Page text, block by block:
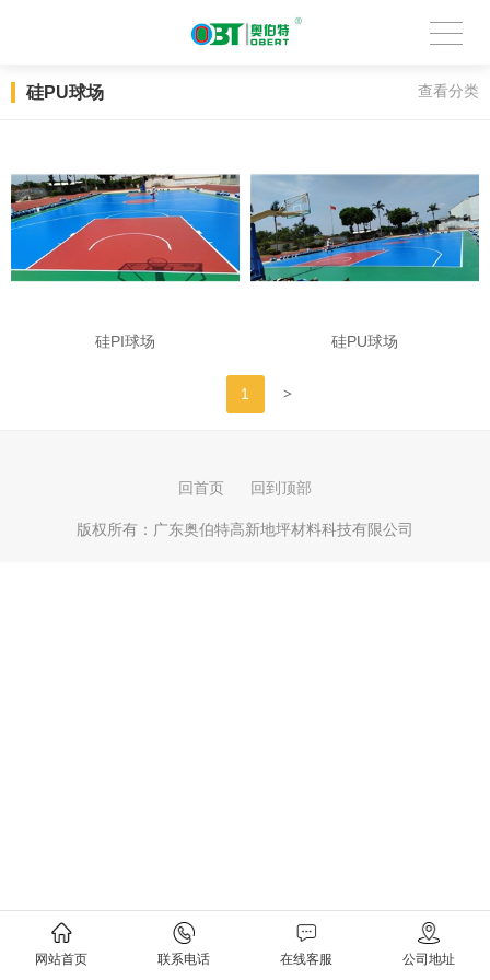
硅PU球场 查看分类
硅PI球场 硅PU球场
1 >
回首页 回到顶部
版权所有： 广东奥伯特高新地坪材料科技有限公司
网站首页 联系电话 在线客服 公司地址